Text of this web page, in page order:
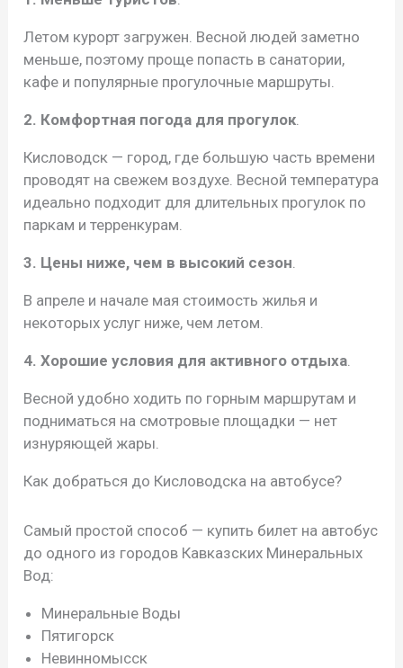
Летом курорт загружен. Весной людей заметно
меньше, поэтому проще попасть в санатории,
кафе и популярные прогулочные маршруты.
2. Комфортная погода для прогулок
Кисловодск — город, где большую часть времени
проводят на свежем воздухе. Весной температура
идеально подходит для длительных прогулок по
паркам и терренкурам.
3. Цены ниже, чем в высокий сезон
В апреле и начале мая стоимость жилья и
некоторых услуг ниже, чем летом.
4. Хорошие условия для активного отдыха
Весной удобно ходить по горным маршрутам и
подниматься на смотровые площадки — нет
изнуряющей жары.
Как добраться до Кисловодска на автобусе?
Самый простой способ — купить билет на автобус
до одного из городов Кавказских Минеральных
Вод:
Минеральные Воды
Пятигорск
Невинномысск